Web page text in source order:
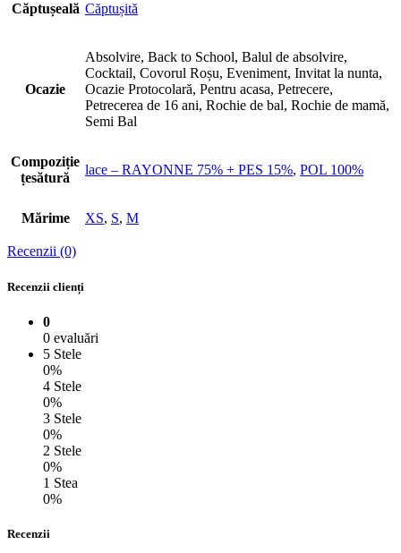
Căptușeală Căptușită
Ocazie
Absolvire, Back to School, Balul de absolvire,
Cocktail, Covorul Roșu, Eveniment, Invitat la nunta,
Ocazie Protocolară, Pentru acasa, Petrecere,
Petrecerea de 16 ani, Rochie de bal, Rochie de mamă,
Semi Bal
Compoziție
țesătură
lace – RAYONNE 75% + PES 15%, POL 100%
Mărime XS, S, M
Recenzii (0)
Recenzii clienți
0
0 evaluări
5 Stele
0%
4 Stele
0%
3 Stele
0%
2 Stele
0%
1 Stea
0%
Recenzii